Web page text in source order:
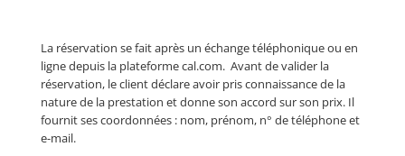
La réservation se fait après un échange téléphonique ou en
ligne depuis la plateforme cal.com. Avant de valider la
réservation, le client déclare avoir pris connaissance de la
nature de la prestation et donne son accord sur son prix. Il
fournit ses coordonnées : nom, prénom, n° de téléphone et
e-mail.